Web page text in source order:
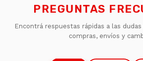
PREGUNTAS
Encontrá respuestas rápidas a las
compras, envíos y